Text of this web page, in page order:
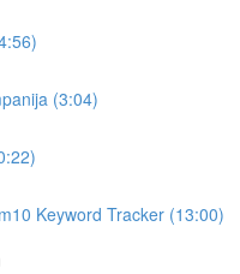
(3:04)
Keyword Tracker (13:00)